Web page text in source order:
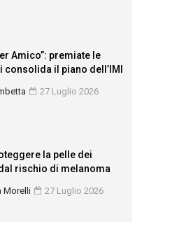
Amico”: premiate le
consolida il piano dell’IMI
27 Luglio 2026
la pelle dei
rischio di melanoma
Morelli 27 Luglio 2026